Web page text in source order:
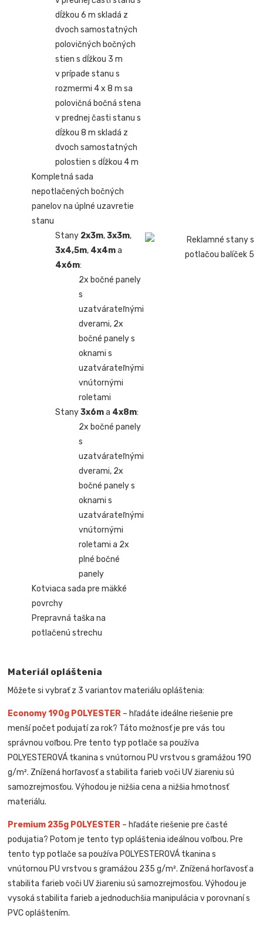
dĺžkou 6 m skladá z
dvoch samostatných
polovičných bočných
stien s dĺžkou 3 m
v prípade stanu s
rozmermi 4 x 8 m sa
polovičná bočná stena
v prednej časti stanu s
dĺžkou 8 m skladá z
dvoch samostatných
polostien s dĺžkou 4 m
Kompletná sada
nepotlačených bočných
panelov na úplné uzavretie
stanu
Stany 2x3m,3x3m,
3x4,5m, 4x4ma
4x6m:
2x bočné panely
s
uzatvárateľnými
dverami, 2x
bočné panely s
oknami s
uzatvárateľnými
vnútornými
roletami
Stany3x6ma 4x8m:
2x bočné panely
s
uzatvárateľnými
dverami, 2x
bočné panely s
oknami s
uzatvárateľnými
vnútornými
roletami a 2x
plné bočné
panely
Kotviaca sada pre mäkké
povrchy
Prepravná taška na
potlačenú strechu
Materiál opláštenia
Môžete si vybrať z 3 variantov materiálu opláštenia:
Economy 190g POLYESTER – hľadáte ideálne riešenie pre
menší počet podujatí za rok? Táto možnosť je pre vás tou
správnou voľbou. Pre tento typ potlače sa používa
POLYESTEROVÁ tkanina s vnútornou PU vrstvou s gramážou 190
g/m². Znížená horľavosť a stabilita farieb voči UV žiareniu sú
samozrejmosťou. Výhodou je nižšia cena a nižšia hmotnosť
materiálu.
Premium 235g POLYESTER – hľadáte riešenie pre časté
podujatia? Potom je tento typ opláštenia ideálnou voľbou. Pre
tento typ potlače sa používa POLYESTEROVÁ tkanina s
vnútornou PU vrstvou s gramážou 235 g/m². Znížená horľavosť a
stabilita farieb voči UV žiareniu sú samozrejmosťou. Výhodou je
vysoká stabilita farieb a jednoduchšia manipulácia v porovnaní s
PVC opláštením.